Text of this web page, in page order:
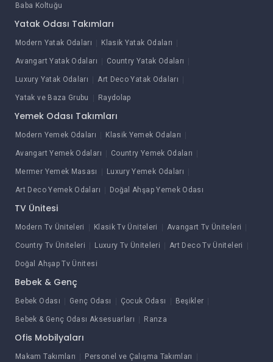
Baba Koltuğu
Yatak Odası Takımları
Modern Yatak Odaları Klasik Yatak Odaları
Avangart Yatak Odaları Country Yatak Odaları
Luxury Yatak Odaları Art Deco Yatak Odaları
Yatak ve Baza Grubu Raydolap
Yemek Odası Takımları
Modern Yemek Odaları Klasik Yemek Odaları
Avangart Yemek Odaları Country Yemek Odaları
Mermer Yemek Masası Luxury Yemek Odaları
Art Deco Yemek Odaları Doğal Ahşap Yemek Odası
TV Ünitesi
Modern Tv Üniteleri Klasik Tv Üniteleri Avangart Tv Üniteleri
Country Tv Üniteleri Luxury Tv Üniteleri Art Deco Tv Üniteleri
Doğal Ahşap Tv Ünitesi
Bebek & Genç
Bebek Odası Genç Odası Çocuk Odası Beşikler
Bebek & Genç Odası Aksesuarları Ranza
Ofis Mobilyaları
Makam Takımları Personel ve Çalışma Takımları